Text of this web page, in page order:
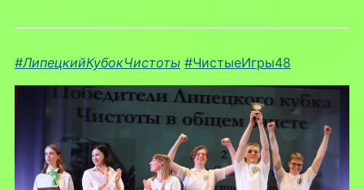
#ЛипецкийКубокЧистоты #ЧистыеИгры48